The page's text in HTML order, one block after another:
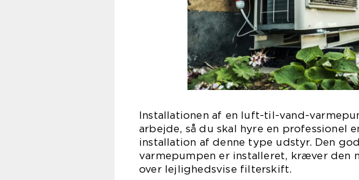
Installationen af en luft-til-vand-
arbejde, så du skal hyre en professionel
installation af denne type udstyr. Den
varmepumpen er installeret, kræver den
over lejlighedsvise filterskift.